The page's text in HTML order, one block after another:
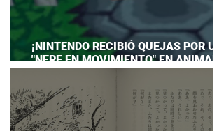
¡NINTENDO RECIBIÓ QUEJAS POR UN
"NEPE EN MOVIMIENTO" EN ANIMAL
PREPARAR UNA RESPUESTA OFICIAL!